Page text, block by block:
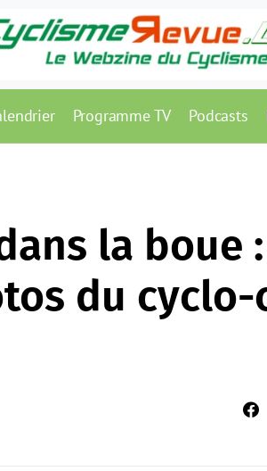
Programme TV Podcasts
la boue :
du cyclo-